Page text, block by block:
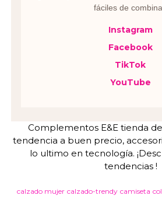
fáciles de
Instagram
Facebook
TikTok
YouTube
Complementos E&E tienda
tendencia a buen precio,
lo ultimo en tecnología.
tendencias !
calzado mujer calzado-trendy camiseta